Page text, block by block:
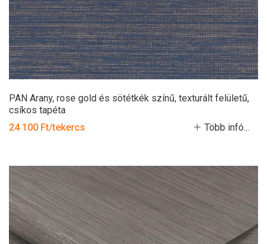
PAN Arany, rose gold és sötétkék színű, texturált felületű,
csíkos tapéta
24 100 Ft/tekercs
Több infó...